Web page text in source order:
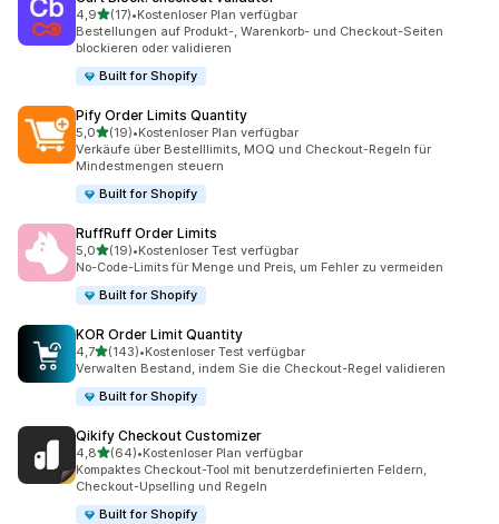
4,9von 5 Sternen
(17)
17 Rezensionen insgesamt
•Kostenloser Plan verfügbar
Bestellungen auf Produkt-, Warenkorb- und Checkout-Seiten
blockieren oder validieren
Built for Shopify
Pify Order Limits Quantity
5,0von 5 Sternen
(19)
19 Rezensionen insgesamt
•Kostenloser Plan verfügbar
Verkäufe über Bestelllimits, MOQ und Checkout-Regeln für
Mindestmengen steuern
Built for Shopify
RuffRuff Order Limits
5,0von 5 Sternen
(19)
19 Rezensionen insgesamt
•Kostenloser Test verfügbar
No-Code-Limits für Menge und Preis, um Fehler zu vermeiden
Built for Shopify
KOR Order Limit Quantity
4,7von 5 Sternen
(143)
143 Rezensionen insgesamt
•Kostenloser Test verfügbar
Verwalten Bestand, indem Sie die Checkout-Regel validieren
Built for Shopify
Qikify Checkout Customizer
4,8von 5 Sternen
(64)
64 Rezensionen insgesamt
•Kostenloser Plan verfügbar
Kompaktes Checkout-Tool mit benutzerdefinierten Feldern,
Checkout-Upselling und Regeln
Built for Shopify